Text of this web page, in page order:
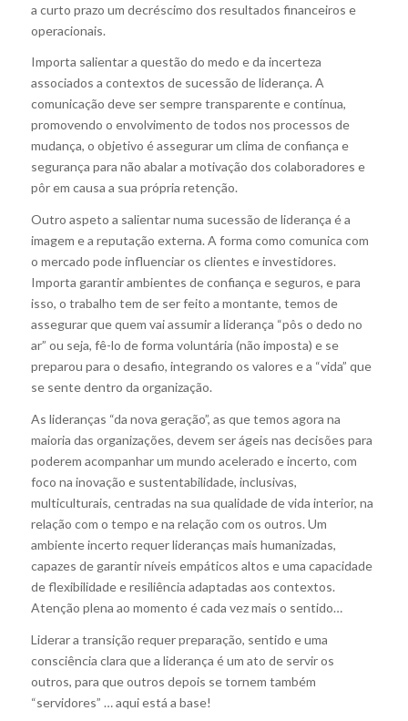
a curto prazo um decréscimo dos resultados financeiros e
operacionais.
Importa salientar a questão do medo e da incerteza
associados a contextos de sucessão de liderança. A
comunicação deve ser sempre transparente e contínua,
promovendo o envolvimento de todos nos processos de
mudança, o objetivo é assegurar um clima de confiança e
segurança para não abalar a motivação dos colaboradores e
pôr em causa a sua própria retenção.
Outro aspeto a salientar numa sucessão de liderança é a
imagem e a reputação externa. A forma como comunica com
o mercado pode influenciar os clientes e investidores.
Importa garantir ambientes de confiança e seguros, e para
isso, o trabalho tem de ser feito a montante, temos de
assegurar que quem vai assumir a liderança “pôs o dedo no
ar” ou seja, fê-lo de forma voluntária (não imposta) e se
preparou para o desafio, integrando os valores e a “vida” que
se sente dentro da organização.
As lideranças “da nova geração”, as que temos agora na
maioria das organizações, devem ser ágeis nas decisões para
poderem acompanhar um mundo acelerado e incerto, com
foco na inovação e sustentabilidade, inclusivas,
multiculturais, centradas na sua qualidade de vida interior, na
relação com o tempo e na relação com os outros. Um
ambiente incerto requer lideranças mais humanizadas,
capazes de garantir níveis empáticos altos e uma capacidade
de flexibilidade e resiliência adaptadas aos contextos.
Atenção plena ao momento é cada vez mais o sentido…
Liderar a transição requer preparação, sentido e uma
consciência clara que a liderança é um ato de servir os
outros, para que outros depois se tornem também
“servidores” … aqui está a base!